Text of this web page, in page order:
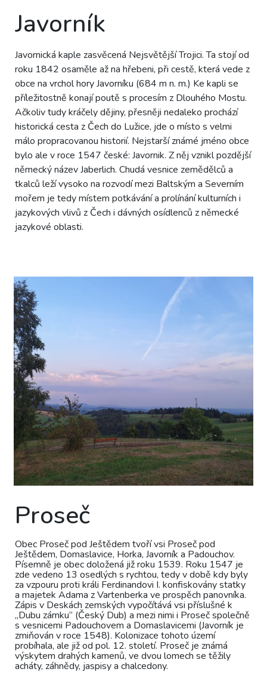
Javorník
Javornická kaple zasvěcená Nejsvětější Trojici. Ta stojí od
roku 1842 osaměle až na hřebeni, při cestě, která vede z
obce na vrchol hory Javorníku (684 m n. m.) Ke kapli se
příležitostně konají poutě s procesím z Dlouhého Mostu.
Ačkoliv tudy kráčely dějiny, přesněji nedaleko prochází
historická cesta z Čech do Lužice, jde o místo s velmi
málo propracovanou historií. Nejstarší známé jméno obce
bylo ale v roce 1547 české: Javornik. Z něj vznikl pozdější
německý název Jaberlich. Chudá vesnice zemědělců a
tkalců leží vysoko na rozvodí mezi Baltským a Severním
mořem je tedy místem potkávání a prolínání kulturních i
jazykových vlivů z Čech i dávných osídlenců z německé
jazykové oblasti.
Proseč
Obec Proseč pod Ještědem tvoří vsi Proseč pod
Ještědem, Domaslavice, Horka, Javorník a Padouchov.
Písemně je obec doložená již roku 1539. Roku 1547 je
zde vedeno 13 osedlých s rychtou, tedy v době kdy byly
za vzpouru proti králi Ferdinandovi I. konfiskovány statky
a majetek Adama z Vartenberka ve prospěch panovníka.
Zápis v Deskách zemských vypočítává vsi příslušné k
„Dubu zámku“ (Český Dub) a mezi nimi i Proseč společně
s vesnicemi Padouchovem a Domaslavicemi (Javorník je
zmiňován v roce 1548). Kolonizace tohoto území
probíhala, ale již od pol. 12. století. Proseč je známá
výskytem drahých kamenů, ve dvou lomech se těžily
acháty, záhnědy, jaspisy a chalcedony.